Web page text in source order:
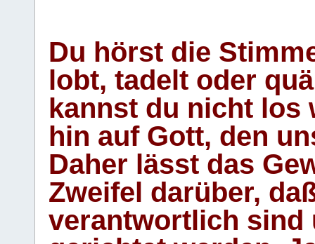
Du hörst die
lobt, tadelt oder
kannst du nicht los
hin auf Gott, den
Daher lässt das
Zweifel darüber,
verantwortlich sind